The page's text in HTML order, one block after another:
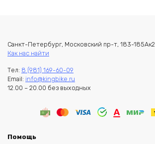
Санкт-Петербург, Московский пр-т, 183-185Ак2
Как нас найти
Тел: 8 (981) 169-60-09
Email: info@kingbike.ru
12.00 – 20.00 без выходных
Помощь